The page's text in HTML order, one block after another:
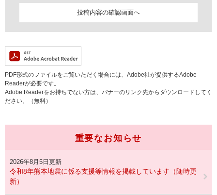
PDF形式のファイルをご覧いただく場合には、Adobe社が提供するAdobe
Readerが必要です。
Adobe Readerをお持ちでない方は、バナーのリンク先からダウンロードしてく
ださい。（無料）
重要なお知らせ
2026年8月5日更新
令和8年熊本地震に係る支援等情報を掲載しています（随時更
新）